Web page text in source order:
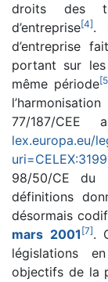
droits des
d’entreprise[4].
d’entreprise
portant sur
même période[5
77/187/
lex.europa.eu/
98/50/CE du
définitions
désormais
mars 2001 [7].
législations
objectifs de la